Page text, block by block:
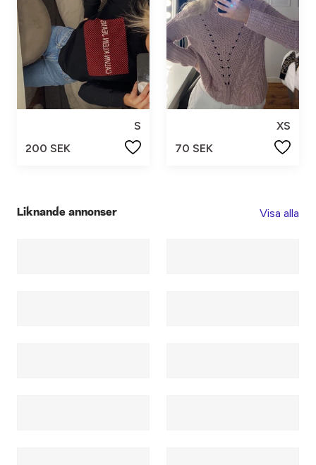
S
200 SEK
XS
70 SEK
Liknande annonser Visa alla